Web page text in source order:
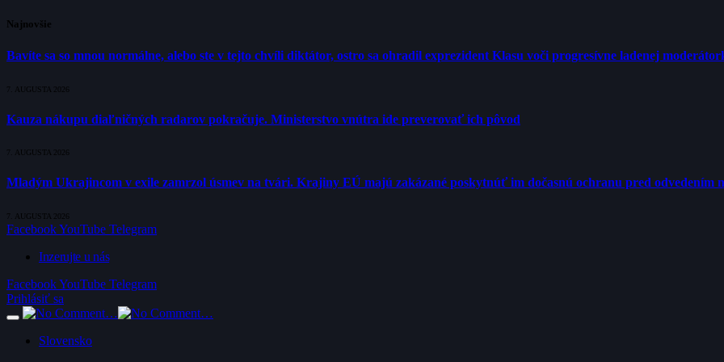
Najnovšie
Bavíte sa so mnou normálne, alebo ste v tejto chvíli diktátor, ostro sa ohradil exprezident Klasu voči progresívne ladenej
7. AUGUSTA 2026
Kauza nákupu diaľničných radarov pokračuje. Ministerstvo vnútra ide preverovať ich pôvod
7. AUGUSTA 2026
Mladým Ukrajincom v exile zamrzol úsmev na tvári. Krajiny EÚ majú zakázané poskytnúť im dočasnú ochranu pred odvedením
7. AUGUSTA 2026
FacebookYouTube Telegram
Inzerujte u nás
FacebookYouTube Telegram
Prihlásiť sa
Slovensko